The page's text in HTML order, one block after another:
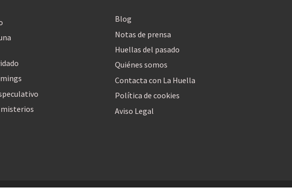
misterios
Blog
Notas de prensa
Huellas del pasado
Quiénes somos
Contacta con La Huella
Política de cookies
Aviso Legal